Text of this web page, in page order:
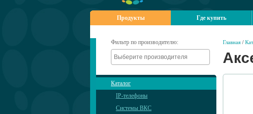
Продукты Где купить
Фильтр по производителю:
Каталог
IP-телефоны
Системы ВКС
Главная /